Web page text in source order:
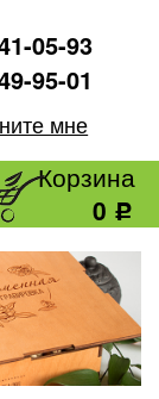
05-93
95-01
мне
Корзина
0 Р